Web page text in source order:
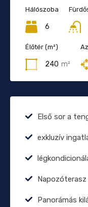
Hálószoba
6
Élőtér (m²)
240 m²
Első sor a
exkluzív
Napozóterasz
Panorámás